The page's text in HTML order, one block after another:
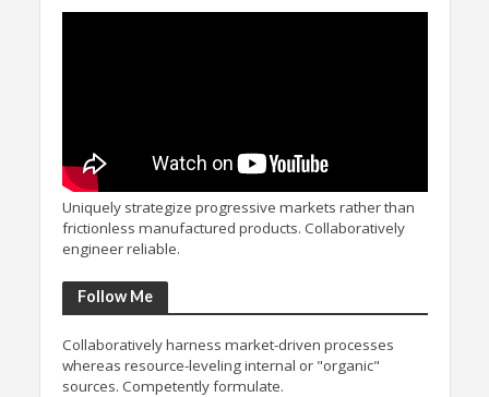
Uniquely strategize progressive markets rather than
frictionless manufactured products. Collaboratively
engineer reliable.
Follow Me
Collaboratively harness market-driven processes
whereas resource-leveling internal or "organic"
sources. Competently formulate.